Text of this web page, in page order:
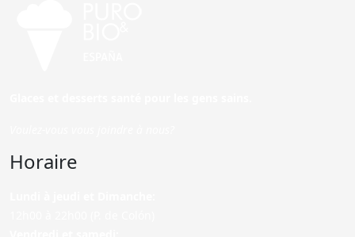
Horaire